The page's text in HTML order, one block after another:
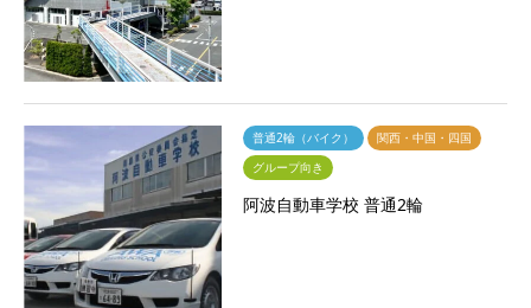
普通2輪（バイク）
関西・中国・四国
グループ向き
阿波自動車学校 普通2輪